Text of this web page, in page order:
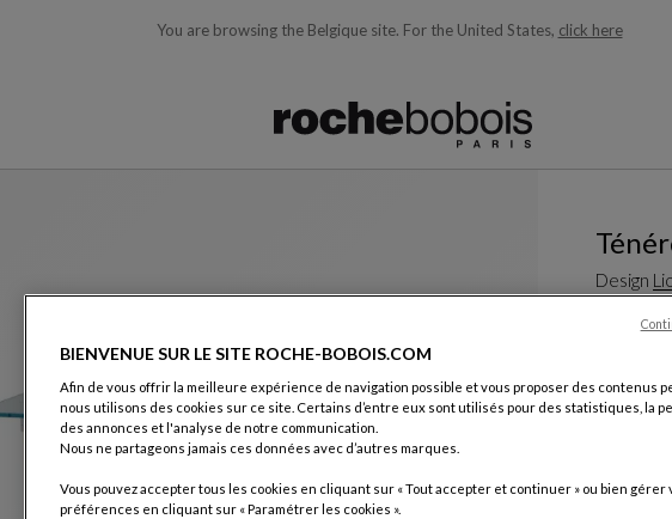
You are browsing the Belgique site. For the United States, click here
les suggestions en fonction de ce que vous recherchez)
Design
Sellette -
L. 40 X H.
Prix hors
BIENVENUE SUR LE SITE ROCHE-BOBOIS.COM
Afin de vous offrir la meilleure expérience de navigation possible et vous proposer des contenus
nous utilisons des cookies sur ce site. Certains d’entre eux sont utilisés pour des statistiques, la
des annonces et l'analyse de notre communication.
Nous ne partageons jamais ces données avec d’autres marques.
Vous pouvez accepter tous les cookies en cliquant sur « Tout accepter et continuer » ou bien gérer
préférences en cliquant sur « Paramétrer les cookies ».